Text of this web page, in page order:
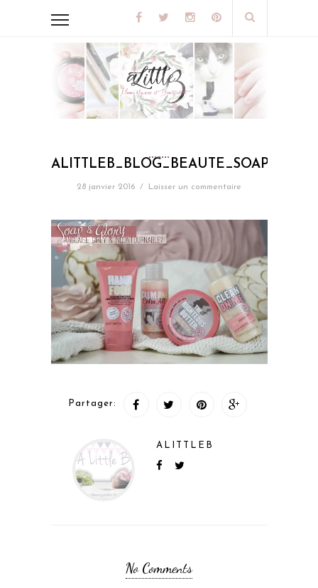
28 janvier 2016 / Laisser un commentaire
Partager:
ALITTLEB
No Comments